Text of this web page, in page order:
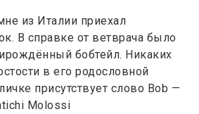
из Италии приехал
В справке от ветврача было
бобтейл. Никаких
в его родословной
присутствует слово Bob —
Molossi